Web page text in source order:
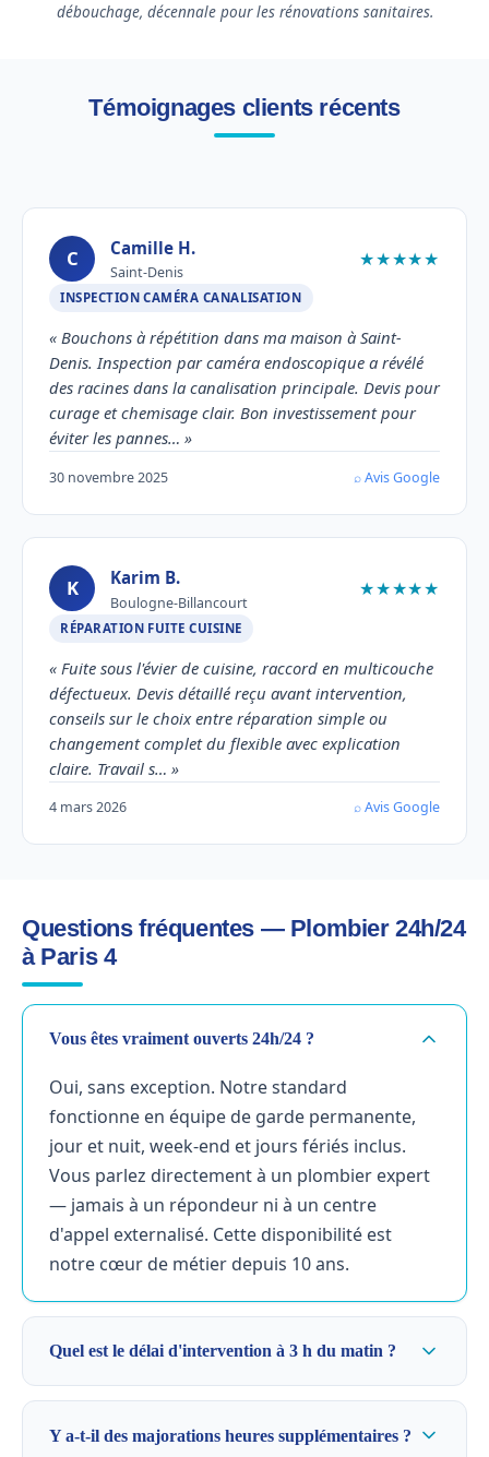
débouchage, décennale pour les rénovations sanitaires.
Témoignages clients récents
C Camille H.
Saint-Denis
★★★★★
INSPECTION CAMÉRA CANALISATION
« Bouchons à répétition dans ma maison à Saint-
Denis. Inspection par caméra endoscopique a révélé
des racines dans la canalisation principale. Devis pour
curage et chemisage clair. Bon investissement pour
éviter les pannes… »
30 novembre 2025 ⌕ Avis Google
K Karim B.
Boulogne-Billancourt
★★★★★
RÉPARATION FUITE CUISINE
« Fuite sous l'évier de cuisine, raccord en multicouche
défectueux. Devis détaillé reçu avant intervention,
conseils sur le choix entre réparation simple ou
changement complet du flexible avec explication
claire. Travail s… »
4 mars 2026 ⌕ Avis Google
Questions fréquentes — Plombier 24h/24
à Paris 4
Vous êtes vraiment ouverts 24h/24 ?
Oui, sans exception. Notre standard
fonctionne en équipe de garde permanente,
jour et nuit, week-end et jours fériés inclus.
Vous parlez directement à un plombier expert
— jamais à un répondeur ni à un centre
d'appel externalisé. Cette disponibilité est
notre cœur de métier depuis 10 ans.
Quel est le délai d'intervention à 3 h du matin ?
Y a-t-il des majorations heures supplémentaires ?